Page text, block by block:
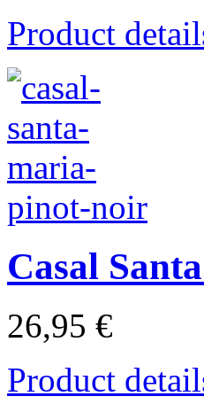
Product
Casal
26,95 €
Product